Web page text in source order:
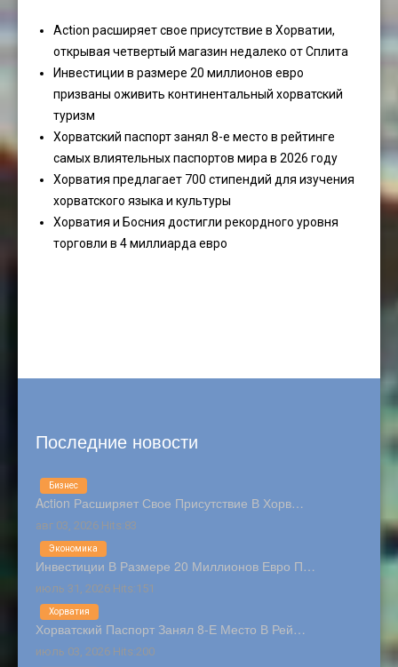
Action расширяет свое присутствие в Хорватии,
открывая четвертый магазин недалеко от Сплита
Инвестиции в размере 20 миллионов евро
призваны оживить континентальный хорватский
туризм
Хорватский паспорт занял 8-е место в рейтинге
самых влиятельных паспортов мира в 2026 году
Хорватия предлагает 700 стипендий для изучения
хорватского языка и культуры
Хорватия и Босния достигли рекордного уровня
торговли в 4 миллиарда евро
Последние новости
Action Расширяет Свое Присутствие В Хорв…
авг 03, 2026 Hits:83
Бизнес
Инвестиции В Размере 20 Миллионов Евро П…
июль 31, 2026 Hits:151
Экономика
Хорватский Паспорт Занял 8-Е Место В Рей…
июль 03, 2026 Hits:200
Хорватия